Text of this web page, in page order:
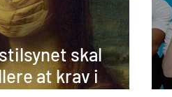
skal
at krav i